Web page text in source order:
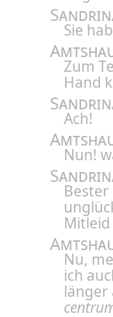
Sie
Zum
Hand
Ach!
Nun!
Bester
Nu,
ich
länger